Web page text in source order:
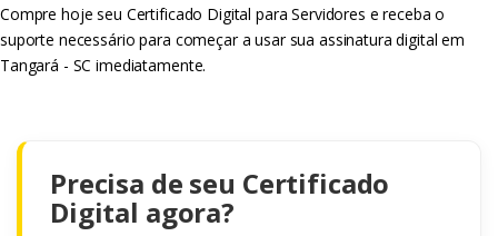
Compre hoje seu Certificado Digital para Servidores e receba o
suporte necessário para começar a usar sua assinatura digital em
Tangará - SC imediatamente.
Precisa de seu Certificado
Digital agora?